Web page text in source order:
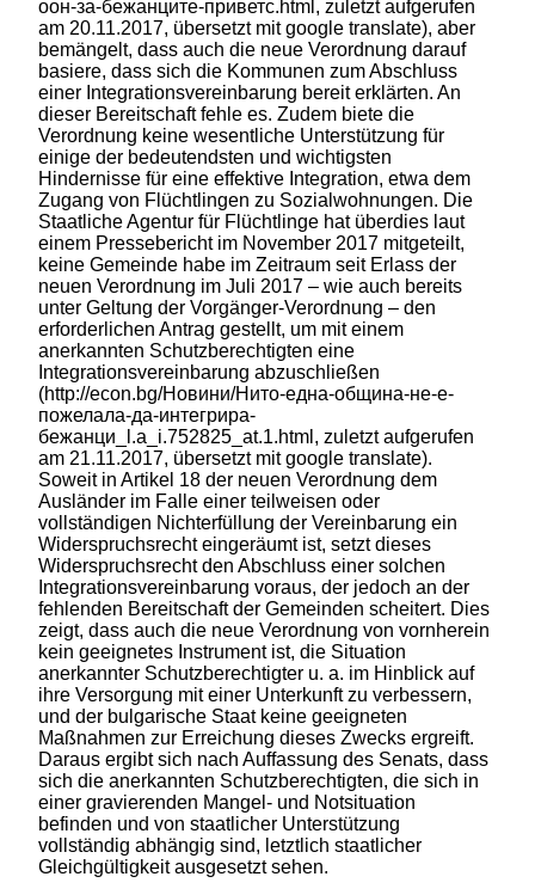
оон-за-бежанците-приветс.html, zuletzt aufgerufen
am 20.11.2017, übersetzt mit google translate), aber
bemängelt, dass auch die neue Verordnung darauf
basiere, dass sich die Kommunen zum Abschluss
einer Integrationsvereinbarung bereit erklärten. An
dieser Bereitschaft fehle es. Zudem biete die
Verordnung keine wesentliche Unterstützung für
einige der bedeutendsten und wichtigsten
Hindernisse für eine effektive Integration, etwa dem
Zugang von Flüchtlingen zu Sozialwohnungen. Die
Staatliche Agentur für Flüchtlinge hat überdies laut
einem Pressebericht im November 2017 mitgeteilt,
keine Gemeinde habe im Zeitraum seit Erlass der
neuen Verordnung im Juli 2017 – wie auch bereits
unter Geltung der Vorgänger-Verordnung – den
erforderlichen Antrag gestellt, um mit einem
anerkannten Schutzberechtigten eine
Integrationsvereinbarung abzuschließen
(http://econ.bg/Новини/Нито-една-община-не-е-
пожелала-да-интегрира-
бежанци_l.a_i.752825_at.1.html, zuletzt aufgerufen
am 21.11.2017, übersetzt mit google translate).
Soweit in Artikel 18 der neuen Verordnung dem
Ausländer im Falle einer teilweisen oder
vollständigen Nichterfüllung der Vereinbarung ein
Widerspruchsrecht eingeräumt ist, setzt dieses
Widerspruchsrecht den Abschluss einer solchen
Integrationsvereinbarung voraus, der jedoch an der
fehlenden Bereitschaft der Gemeinden scheitert. Dies
zeigt, dass auch die neue Verordnung von vornherein
kein geeignetes Instrument ist, die Situation
anerkannter Schutzberechtigter u. a. im Hinblick auf
ihre Versorgung mit einer Unterkunft zu verbessern,
und der bulgarische Staat keine geeigneten
Maßnahmen zur Erreichung dieses Zwecks ergreift.
Daraus ergibt sich nach Auffassung des Senats, dass
sich die anerkannten Schutzberechtigten, die sich in
einer gravierenden Mangel- und Notsituation
befinden und von staatlicher Unterstützung
vollständig abhängig sind, letztlich staatlicher
Gleichgültigkeit ausgesetzt sehen.